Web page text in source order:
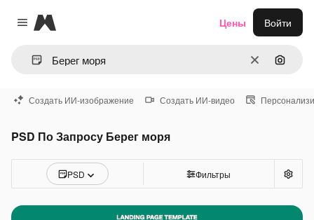
Close menu
Magnific
ОчиститьПоиск
Цены Войти
Создать ИИ-изображение Создать ИИ-видео
PSD По Запросу Берег моря
PSD Фильтры